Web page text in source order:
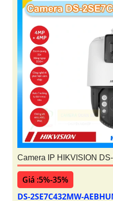
Camera IP HIKVISION
Giá :5%-35%
DS-2SE7C432MW-